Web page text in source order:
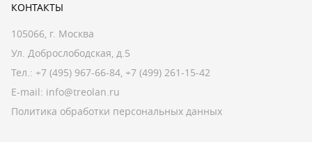
КОНТАКТЫ
105066, г. Москва
Ул. Доброслободская, д.5
Тел.: +7 (495) 967-66-84, +7 (499) 261-15-42
E-mail: info@treolan.ru
Политика обработки персональных данных